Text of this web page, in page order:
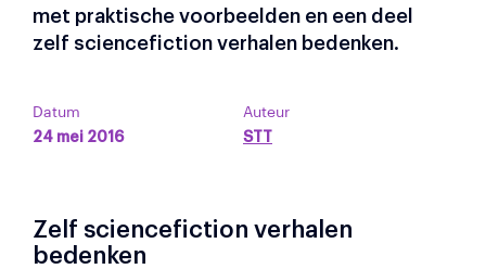
met praktische voorbeelden en een deel
zelf sciencefiction verhalen bedenken.
Datum
24 mei 2016
Auteur
STT
Zelf sciencefiction verhalen
bedenken